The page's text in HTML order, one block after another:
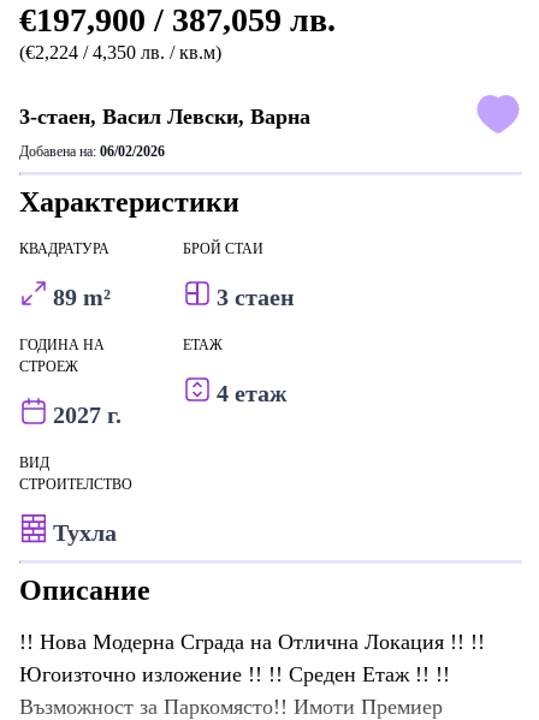
€197,900 / 387,059 лв.
(€2,224 / 4,350 лв. / кв.м)
3-стаен, Васил Левски, Варна
Добавена на: 06/02/2026
Характеристики
КВАДРАТУРА
89 m²
БРОЙ СТАИ
3 стаен
ГОДИНА НА
СТРОЕЖ
2027 г.
ЕТАЖ
4 етаж
ВИД
СТРОИТЕЛСТВО
Тухла
Описание
!! Нова Модерна Сграда на Отлична Локация !! !!
Югоизточно изложение !! !! Среден Етаж !! !!
Възможност за Паркомясто!! Имоти Премиер